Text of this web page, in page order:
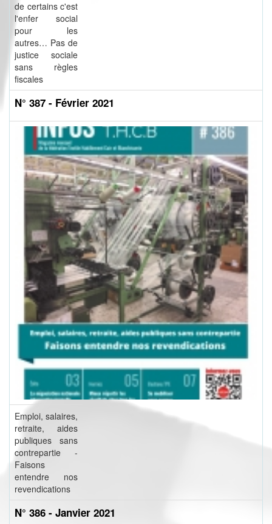
de certains c'est
l'enfer social
pour les
autres… Pas de
justice sociale
sans règles
fiscales
N° 387 - Février 2021
Emploi, salaires,
retraite, aides
publiques sans
contrepartie -
Faisons
entendre nos
revendications
N° 386 - Janvier 2021